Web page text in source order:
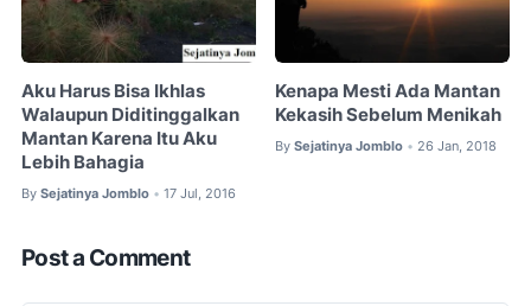
Aku Harus Bisa Ikhlas
Walaupun Diditinggalkan
Mantan Karena Itu Aku
Lebih Bahagia
By Sejatinya Jomblo • 17 Jul, 2016
Kenapa Mesti Ada Mantan
Kekasih Sebelum Menikah
By Sejatinya Jomblo • 26 Jan, 2018
Post a Comment